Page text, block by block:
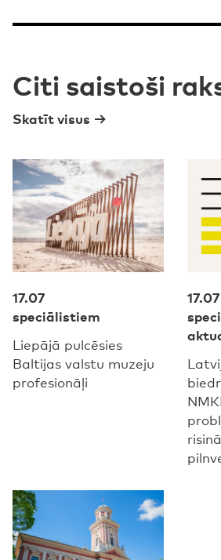
Citi saistoši
Skatīt visus
17.07
speciālistiem
Liepājā pulcēsies
Baltijas valstu muzeju
profesionāļi
17.07